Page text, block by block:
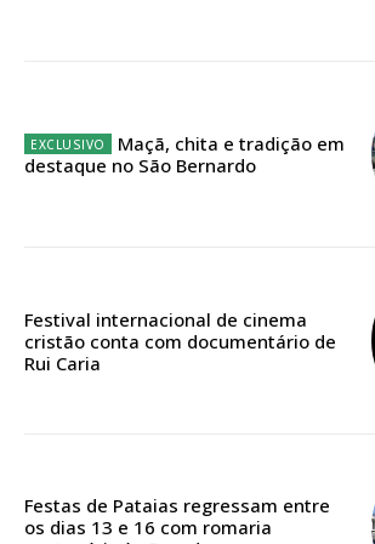
Edição em papel entregue à
casa
ASSINATURA
DIGITAL
Maçã, chita e tradição em
destaque no São Bernardo
Festival internacional de cinema
cristão conta com documentário de
Rui Caria
Festas de Pataias regressam entre
os dias 13 e 16 com romaria